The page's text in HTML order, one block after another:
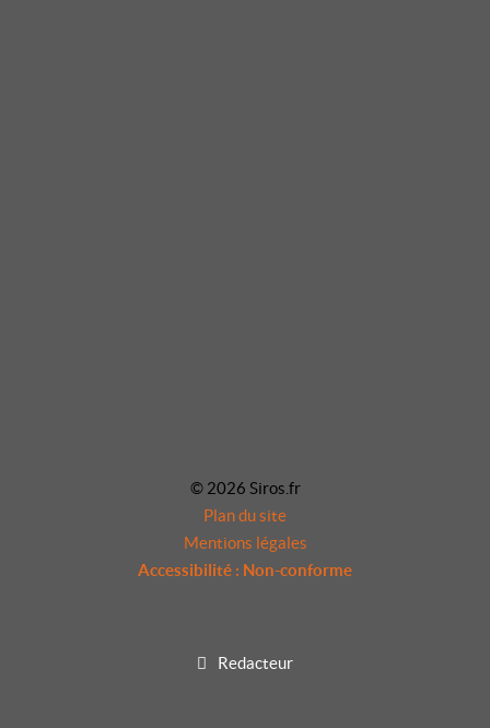
© 2026 Siros.fr
Plan du site
Mentions légales
Accessibilité : Non-conforme
Redacteur